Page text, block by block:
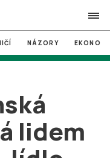
search
NÁZORY
lidem